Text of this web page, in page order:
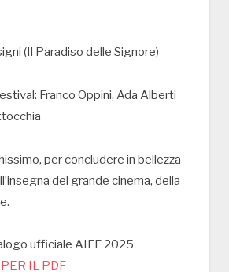
(Il Paradiso delle Signore)
Franco Oppini, Ada Alberti
per concludere in bellezza
del grande cinema, della
ufficiale AIFF 2025
IL PDF